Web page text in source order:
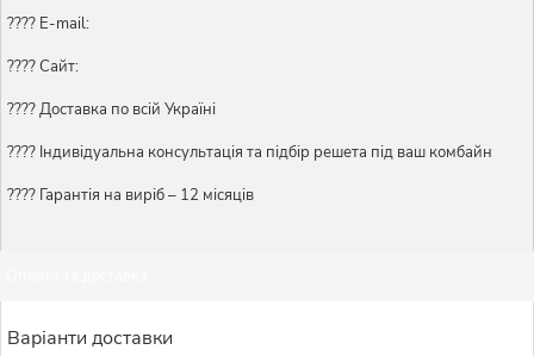
???? E-mail:
???? Сайт:
???? Доставка по всій Україні
????️ Індивідуальна консультація та підбір решета під ваш комбайн
???? Гарантія на виріб – 12 місяців
Варіанти доставки